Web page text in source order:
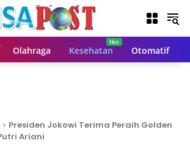
Olahraga Kesehatan Otomatif
Presiden Jokowi Terima Peraih Golden
Ariani